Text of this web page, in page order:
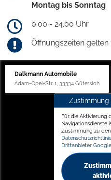
Montag bis Sonntag
0.00 - 24.00 Uhr
Öffnungszeiten
Dalkmann Automobile
Adam-Opel-Str. 1, 33334 Gütersloh
Für die Aktivierung
Navigationsdienste
Zustimmung zu den
Drittanbieter